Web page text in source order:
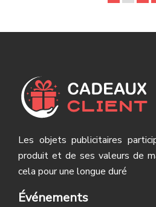
Les objets publicitaires
produit et de ses valeurs de
cela pour une longue duré
Événements